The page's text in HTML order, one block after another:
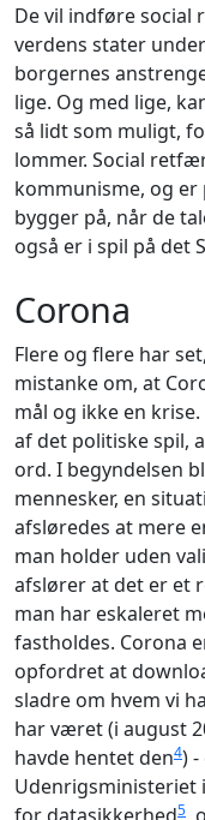
De vil indføresocial
verdens stater
borgernes
lige. Og med lige,
så lidt som muligt,
lommer. Social
kommunisme, og
bygger på, når de
også er i spil på det
Corona
Flere og flere har
mistanke om, at
mål og ikke en
af det politiske spil,
ord. I begyndelsen
mennesker, en
afsløredes at mere
man holder uden
afslører at det er et
man har eskaleret
fastholdes. Corona
opfordret at
sladre om hvem vi
har været (i august
havde hentet den4)
Udenrigsministeriet
5